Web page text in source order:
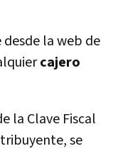
la web de
cajero
la Clave Fiscal
se